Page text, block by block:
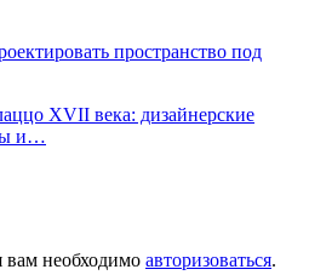
пространство под
XVII века: дизайнерские
и…
вам необходимо авторизоваться.